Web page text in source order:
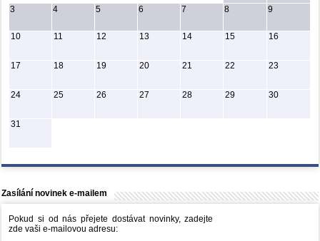
3 4 5 6 7 8 9
10 11 12 13 14 15 16
17 18 19 20 21 22 23
24 25 26 27 28 29 30
31
Zasílání novinek e-mailem
Pokud si od nás přejete dostávat novinky, zadejte
zde vaši e-mailovou adresu: